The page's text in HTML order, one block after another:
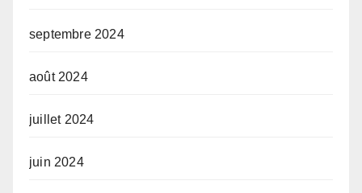
septembre 2024
août 2024
juillet 2024
juin 2024